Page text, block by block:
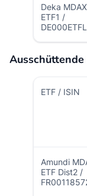
Deka MDAX
ETF1 /
Ausschüttende
ETF / ISIN
Amundi
ETF Dist2 /